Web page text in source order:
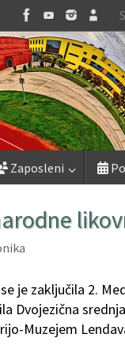
Zaposleni
je zaključila 2.
Dvojezična
Muzejem